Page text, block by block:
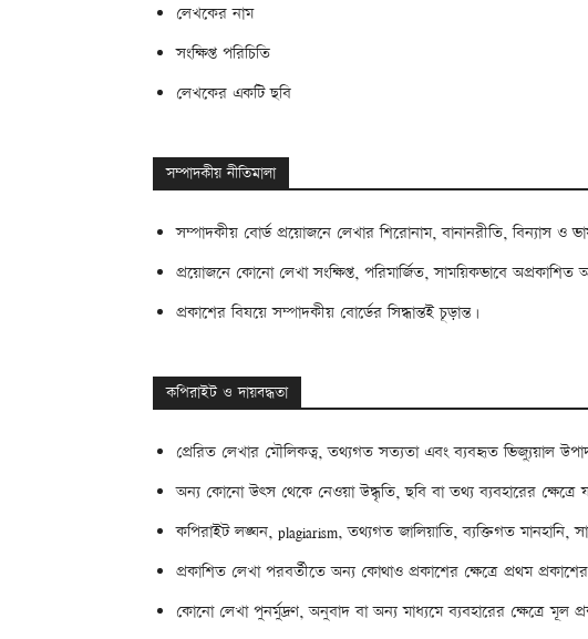
লেখকের নাম
সংক্ষিপ্ত পরিচিতি
লেখকের একটি ছবি
সম্পাদকীয় নীতিমালা
সম্পাদকীয় বোর্ড প্রয়োজনে লেখার শিরোনাম, বানানরীতি, বিন্যাস ও
প্রয়োজনে কোনো লেখা সংক্ষিপ্ত, পরিমার্জিত, সাময়িকভাবে
প্রকাশের বিষয়ে সম্পাদকীয় বোর্ডের সিদ্ধান্তই চূড়ান্ত।
কপিরাইট ও দায়বদ্ধতা
প্রেরিত লেখার মৌলিকত্ব, তথ্যগত সত্যতা এবং ব্যবহৃত ভিজ্যুয়াল
অন্য কোনো উৎস থেকে নেওয়া উদ্ধৃতি, ছবি বা তথ্য ব্যবহারের ক্ষেত্রে
কপিরাইট লঙ্ঘন, plagiarism, তথ্যগত জালিয়াতি, ব্যক্তিগত মানহানি,
প্রকাশিত লেখা পরবর্তীতে অন্য কোথাও প্রকাশের ক্ষেত্রে প্রথম
কোনো লেখা পুনর্মুদ্রণ, অনুবাদ বা অন্য মাধ্যমে ব্যবহারের ক্ষেত্রে মূল